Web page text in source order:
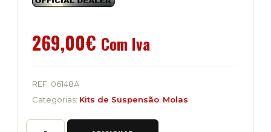
269,00€ Com Iva
REF: 06148A
Categorias: Kits de Suspensão Molas
Quantidade